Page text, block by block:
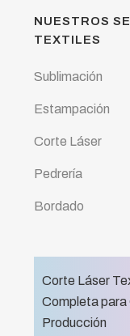
NUESTROS
TEXTILES
Sublimación
Estampación
Corte Láser
Pedrería
Bordado
Corte Láser
Completa para
Producción